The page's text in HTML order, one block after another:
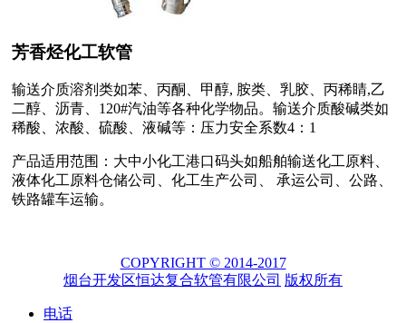
芳香烃化工软管
输送介质溶剂类如苯、丙酮、甲醇, 胺类、乳胶、丙稀睛,乙
二醇、沥青、120#汽油等各种化学物品。输送介质酸碱类如
稀酸、浓酸、硫酸、液碱等：压力安全系数4：1
产品适用范围：大中小化工港口码头如船舶输送化工原料、
液体化工原料仓储公司、化工生产公司、 承运公司、公路、
铁路罐车运输。
COPYRIGHT © 2014-2017
烟台开发区恒达复合软管有限公司 版权所有
电话